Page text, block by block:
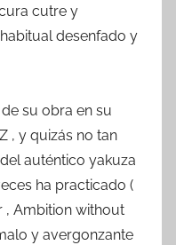
cutre y
desenfado y
su obra en su
, y quizás no tan
auténtico yakuza
ha practicado (
, Ambition without
y avergonzante